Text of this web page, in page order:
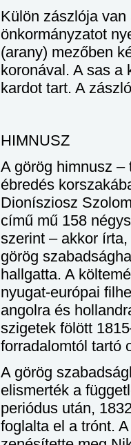
Külön zászlója
önkormányzatot
(arany) mezőben
koronával. A sas
kardot tart. A
HIMNUSZ
A görög himnusz –
ébredés
Dionísziosz
című mű 158
szerint – akkor
görög
hallgatta. A
nyugat-európai
angolra és
szigetek fölött
forradalomtól tartó
A görög
elismerték a
periódus után,
foglalta el a trónt.